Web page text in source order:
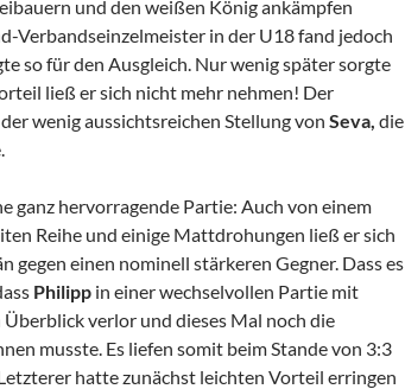
und den weißen König ankämpfen
Verbandseinzelmeister in der U18 fand jedoch
so für den Ausgleich. Nur wenig später sorgte
ließ er sich nicht mehr nehmen! Der
wenig aussichtsreichen Stellung von Seva, die
ganz hervorragende Partie: Auch von einem
Reihe und einige Mattdrohungen ließ er sich
gegen einen nominell stärkeren Gegner. Dass es
Philipp in einer wechselvollen Partie mit
verlor und dieses Mal noch die
musste. Es liefen somit beim Stande von 3:3
hatte zunächst leichten Vorteil erringen